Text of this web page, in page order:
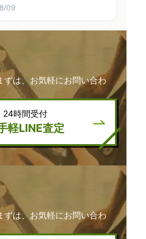
09
ずは、お気軽にお問い合わ
24時間受付
軽LINE査定
ずは、お気軽にお問い合わ